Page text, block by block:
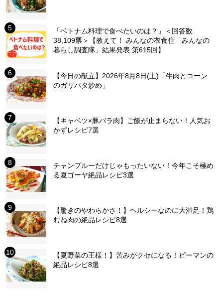
「ベトナム料理で食べたいのは？」＜回答数
38,109票＞【教えて！ みんなの衣食住「みんなの
暮らし調査隊」結果発表 第615回】
【今日の献立】2026年8月8日(土)「牛肉とコーン
のガリバタ炒め」
【キャベツ×豚バラ肉】ご飯が止まらない！人気お
かずレシピ7選
チャンプルーだけじゃもったいない！今年こそ極め
る夏ゴーヤ絶品レシピ3選
【驚きのやわらかさ！】ヘルシーなのに大満足！鶏
むね肉の絶品レシピ8選
【夏野菜の王様！】苦みがクセになる！ピーマンの
絶品レシピ8選